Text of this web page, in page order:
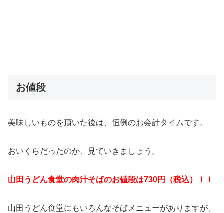
お値段
美味しいものを頂いた後は、恒例のお会計タイムです。
おいくらだったのか、見ていきましょう。
山田うどん食堂の肉汁そばのお値段は730円（税込）！！
山田うどん食堂にもいろんなそばメニューがありますが、